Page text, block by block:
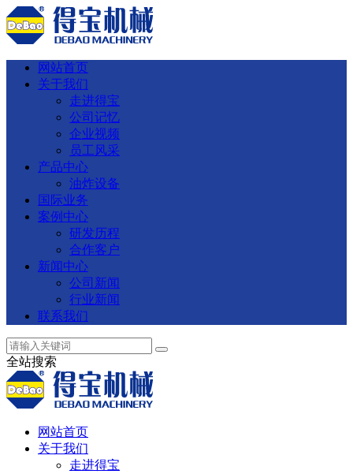
网站首页
关于我们
走进得宝
公司记忆
企业视频
员工风采
产品中心
油炸设备
国际业务
案例中心
研发历程
合作客户
新闻中心
公司新闻
行业新闻
联系我们
全站搜索
网站首页
关于我们
走进得宝